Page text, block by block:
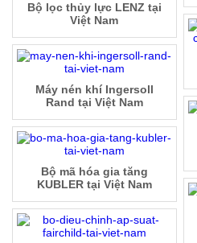
Bộ lọc thủy lực LENZ tại
Việt Nam
Máy nén khí Ingersoll
Rand tại Việt Nam
Bộ mã hóa gia tăng
KUBLER tại Việt Nam